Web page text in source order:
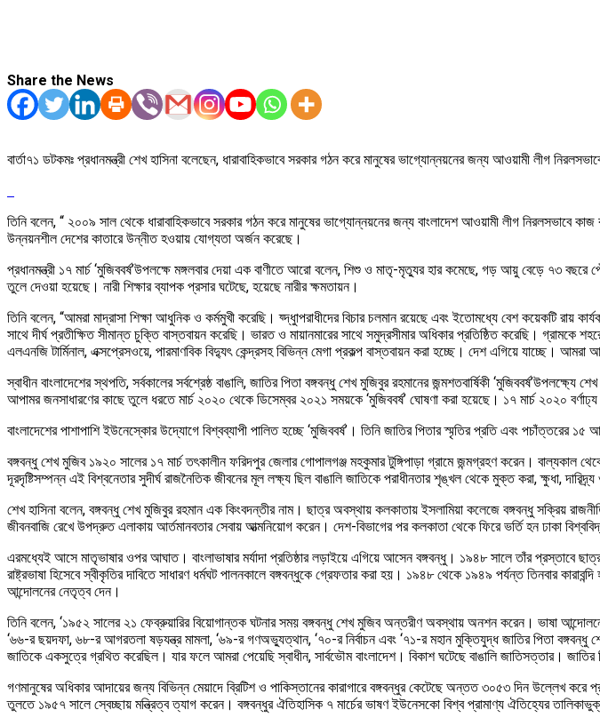
Share the News
বার্তা৭১ ডটকমঃ প্রধানমন্ত্রী শেখ হাসিনা বলেছেন, ধারাবাহিকভাবে সরকার গঠন করে মানুষের ভাগ্যোন্নয়নের জন্য আওয়ামী লীগ
তিনি বলেন, “ ২০০৯ সাল থেকে ধারাবাহিকভাবে সরকার গঠন করে মানুষের ভাগ্যোন্নয়নের জন্য বাংলাদেশ আওয়ামী লীগ
উন্নয়নশীল দেশের কাতারে উন্নীত হওয়ায় যোগ্যতা অর্জন করেছে।
প্রধানমন্ত্রী ১৭ মার্চ ‘মুজিববর্ষ’উপলক্ষে মঙ্গলবার দেয়া এক বাণীতে আরো বলেন, শিশু ও মাতৃ-মৃত্যুর হার কমেছে, গড় আয়ু বেড়ে ৭৩
তুলে দেওয়া হয়েছে। নারী শিক্ষার ব্যাপক প্রসার ঘটেছে, হয়েছে নারীর ক্ষমতায়ন।
তিনি বলেন, “আমরা মাদ্রাসা শিক্ষা আধুনিক ও কর্মমুখী করেছি। য্দ্ধুাপরাধীদের বিচার চলমান রয়েছে এবং ইতোমধ্যে বেশ কয়েকটি
সাথে দীর্ঘ প্রতীক্ষিত সীমান্ত চুক্তি বাস্তবায়ন করেছি। ভারত ও মায়ানমারের সাথে সমুদ্রসীমার অধিকার প্রতিষ্ঠিত করেছি।
এলএনজি টার্মিনাল, এক্সপ্রেসওয়ে, পারমাণবিক বিদ্যুৎ কেন্দ্রসহ বিভিন্ন মেগা প্রকল্প বাস্তবায়ন করা হচ্ছে। দেশ এগিয়ে যাচ্ছে। আমরা
স্বাধীন বাংলাদেশের স্থপতি, সর্বকালের সর্বশ্রেষ্ঠ বাঙালি, জাতির পিতা বঙ্গবন্ধু শেখ মুজিবুর রহমানের জন্মশতবার্ষিকী
আপামর জনসাধারণের কাছে তুলে ধরতে মার্চ ২০২০ থেকে ডিসেম্বর ২০২১ সময়কে ‘মুজিববর্ষ’ ঘোষণা করা হয়েছে। ১৭ মার্চ ২০২০
বাংলাদেশের পাশাপাশি ইউনেস্কোর উদ্যোগে বিশ্বব্যাপী পালিত হচ্ছে ‘মুজিববর্ষ’। তিনি জাতির পিতার স্মৃতির প্রতি এবং পচাঁত্তরের
বঙ্গবন্ধু শেখ মুজিব ১৯২০ সালের ১৭ মার্চ তৎকালীন ফরিদপুর জেলার গোপালগঞ্জ মহকুমার টুঙ্গিপাড়া গ্রামে জন্মগ্রহণ করেন। বাল্যকাল
দূরদৃষ্টিসম্পন্ন এই বিশ্বনেতার সুদীর্ঘ রাজনৈতিক জীবনের মূল লক্ষ্য ছিল বাঙালি জাতিকে পরাধীনতার শৃঙ্খল থেকে মুক্ত করা, ক্ষুধা,
শেখ হাসিনা বলেন, বঙ্গবন্ধু শেখ মুজিবুর রহমান এক কিংবদন্তীর নাম। ছাত্র অবস্থায় কলকাতায় ইসলামিয়া কলেজে বঙ্গবন্ধু সক্রিয়
জীবনবাজি রেখে উপদ্রুত এলাকায় আর্তমানবতার সেবায় আত্মনিয়োগ করেন। দেশ-বিভাগের পর কলকাতা থেকে ফিরে ভর্তি হন ঢাকা
এরমধ্যেই আসে মাতৃভাষার ওপর আঘাত। বাংলাভাষার মর্যাদা প্রতিষ্ঠার লড়াইয়ে এগিয়ে আসেন বঙ্গবন্ধু। ১৯৪৮ সালে তাঁর প্রস্তাবে
রাষ্ট্রভাষা হিসেবে স্বীকৃতির দাবিতে সাধারণ ধর্মঘট পালনকালে বঙ্গবন্ধুকে গ্রেফতার করা হয়। ১৯৪৮ থেকে ১৯৪৯ পর্যন্ত তিনবার
আন্দোলনের নেতৃত্ব দেন।
তিনি বলেন, ‘১৯৫২ সালের ২১ ফেব্রুয়ারির বিয়োগান্তক ঘটনার সময় বঙ্গবন্ধু শেখ মুজিব অন্তরীণ অবস্থায় অনশন করেন। ভাষা
‘৬৬-র ছয়দফা, ৬৮-র আগরতলা ষড়যন্ত্র মামলা, ‘৬৯-র গণঅভ্যুত্থান, ‘৭০-র নির্বাচন এবং ‘৭১-র মহান মুক্তিযুদ্ধ জাতির পিতা
জাতিকে একসুত্রে গ্রথিত করেছিল। যার ফলে আমরা পেয়েছি স্বাধীন, সার্বভৌম বাংলাদেশ। বিকাশ ঘটেছে বাঙালি জাতিসত্তার।
গণমানুষের অধিকার আদায়ের জন্য বিভিন্ন মেয়াদে ব্রিটিশ ও পাকিস্তানের কারাগারে বঙ্গবন্ধুর কেটেছে অন্তত ৩০৫৩ দিন উল্লেখ
তুলতে ১৯৫৭ সালে স্বেচ্ছায় মন্ত্রিত্ব ত্যাগ করেন। বঙ্গবন্ধুর ঐতিহাসিক ৭ মার্চের ভাষণ ইউনেসকো বিশ্ব প্রামাণ্য ঐতিহ্যের